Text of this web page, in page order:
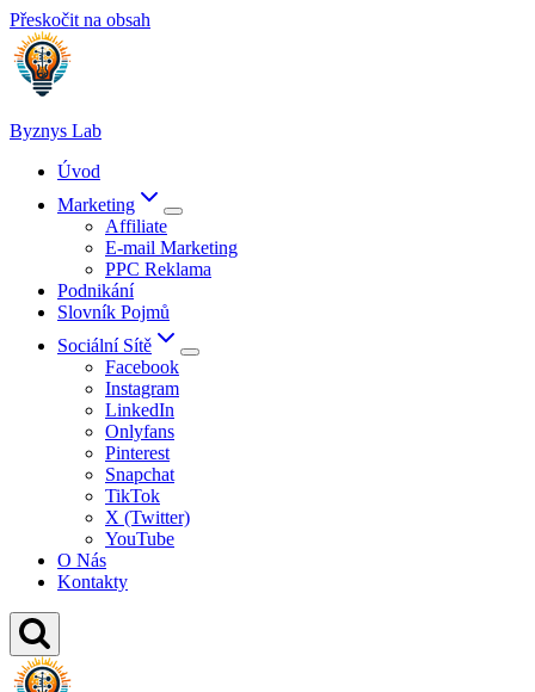
Přeskočit na obsah
Byznys Lab
Úvod
Marketing
Affiliate
E-mail Marketing
PPC Reklama
Podnikání
Slovník Pojmů
Sociální Sítě
Facebook
Instagram
LinkedIn
Onlyfans
Pinterest
Snapchat
TikTok
X (Twitter)
YouTube
O Nás
Kontakty